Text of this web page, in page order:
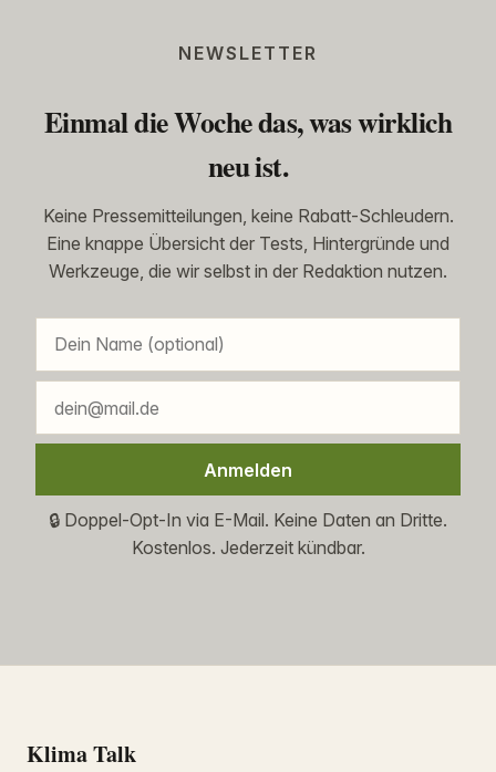
NEWSLETTER
Einmal die Woche das, was wirklich
neu ist.
Keine Pressemitteilungen, keine Rabatt-Schleudern.
Eine knappe Übersicht der Tests, Hintergründe und
Werkzeuge, die wir selbst in der Redaktion nutzen.
Anmelden
🔒 Doppel-Opt-In via E-Mail. Keine Daten an Dritte.
Kostenlos. Jederzeit kündbar.
Klima Talk